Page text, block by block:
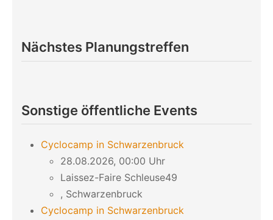
Nächstes Planungstreffen
Sonstige öffentliche Events
Cyclocamp in Schwarzenbruck
28.08.2026, 00:00 Uhr
Laissez-Faire Schleuse49
, Schwarzenbruck
Cyclocamp in Schwarzenbruck